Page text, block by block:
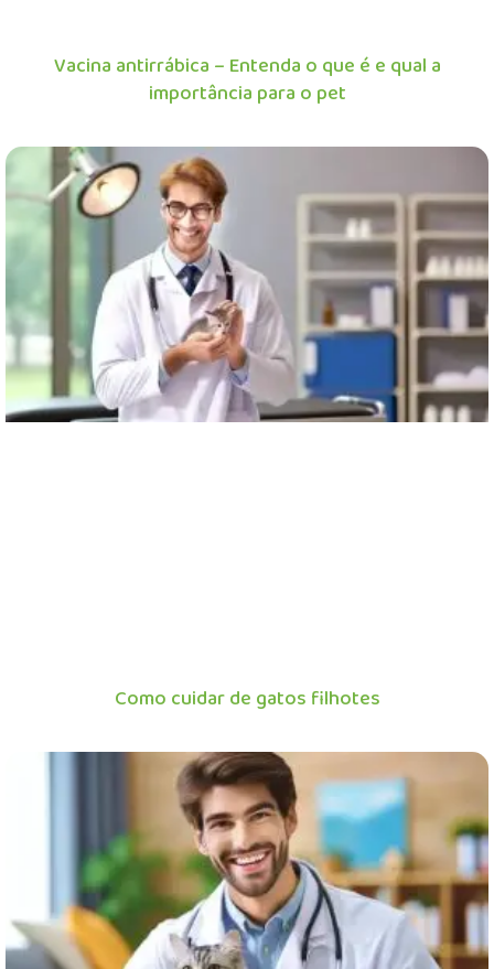
Vacina antirrábica – Entenda o que é e qual a
importância para o pet
Como cuidar de gatos filhotes